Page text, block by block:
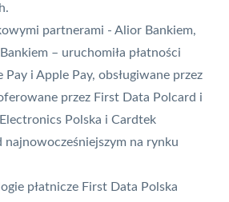
partnerami - Alior Bankiem,
– uruchomiła płatności
Pay i Apple Pay, obsługiwane przez
przez First Data Polcard i
Polska i Cardtek
najnowocześniejszym na rynku
płatnicze First Data Polska